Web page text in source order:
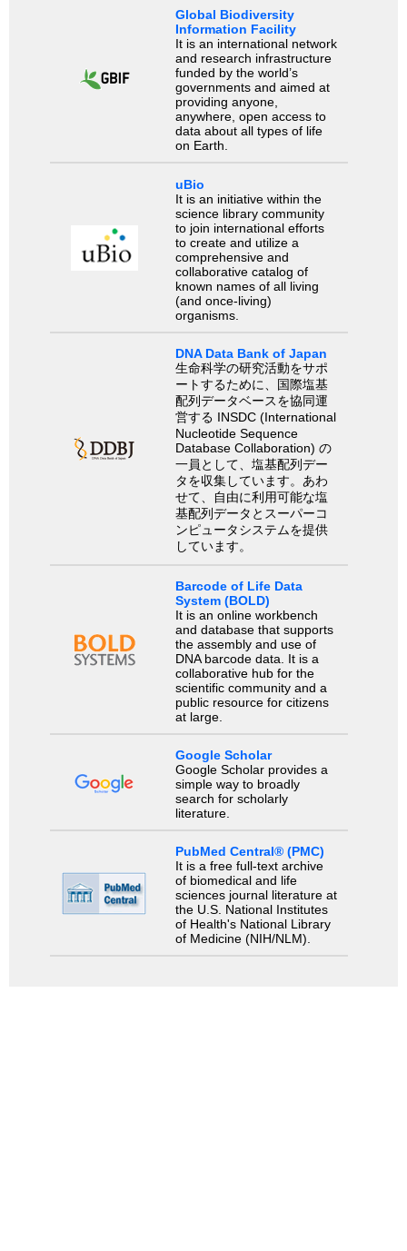
Global Biodiversity
Information Facility
It is an international network
and research infrastructure
funded by the world’s
governments and aimed at
providing anyone,
anywhere, open access to
data about all types of life
on Earth.
uBio
It is an initiative within the
science library community
to join international efforts
to create and utilize a
comprehensive and
collaborative catalog of
known names of all living
(and once-living)
organisms.
DNA Data Bank of Japan
生命科学の研究活動をサポ
ートするために、国際塩基
配列データベースを協同運
営する INSDC (International
Nucleotide Sequence
Database Collaboration) の
一員として、塩基配列デー
タを収集しています。あわ
せて、自由に利用可能な塩
基配列データとスーパーコ
ンピュータシステムを提供
しています。
Barcode of Life Data
System (BOLD)
It is an online workbench
and database that supports
the assembly and use of
DNA barcode data. It is a
collaborative hub for the
scientific community and a
public resource for citizens
at large.
Google Scholar
Google Scholar provides a
simple way to broadly
search for scholarly
literature.
PubMed Central® (PMC)
It is a free full-text archive
of biomedical and life
sciences journal literature at
the U.S. National Institutes
of Health's National Library
of Medicine (NIH/NLM).